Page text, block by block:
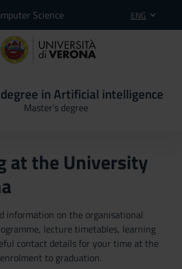
Science ENG
in Artificial intelligence
Master’s degree
at the University
information on the organisational
lecture timetables, learning
contact details for your time at the
to graduation.